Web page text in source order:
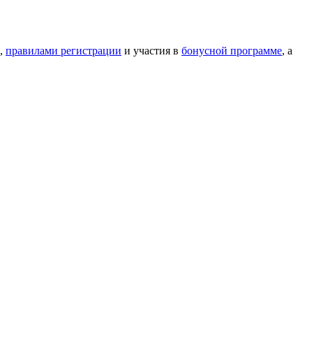
, правилами регистрации и участия в бонусной программе, а